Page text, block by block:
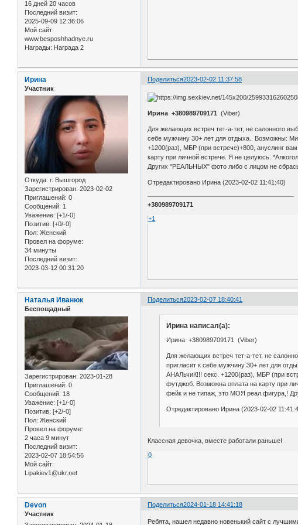
16 дней 20 часов
Последний визит:
2025-09-09 12:36:06
Мой сайт:
www.besposhhadnye.ru
Награды: Награда 2
Поделиться2023-02-02 11:37:58
Ирина
Участник
Откуда: г. Вышгород
Зарегистрирован: 2023-02-02
Приглашений: 0
Сообщений: 1
Уважение: [+1/-0]
Позитив: [+0/-0]
Пол: Женский
Провел на форуме:
34 минуты
Последний визит:
2023-03-12 00:31:20
Ирина +380989709171 (Viber)
Для желающих встреч тет-а-тет, не салонного
себе мужчину 30+ лет для отдыха. Возможны:
+1200(раз), МБР (при встрече)+800, ануслинг
карту при личной встрече. Я не целуюсь.
Других "РЕАЛЬНЫХ" фото либо с лицом не
Отредактировано Ирина (2023-02-02 11:41:40)
+380989709171
+1
Поделиться2023-02-07 18:40:41
Наталья Иванюк
Беспощадный
Зарегистрирован: 2023-01-28
Приглашений: 0
Сообщений: 18
Уважение: [+1/-0]
Позитив: [+2/-0]
Пол: Женский
Провел на форуме:
2 часа 9 минут
Последний визит:
2023-02-07 18:54:56
Мой сайт:
Lipakiev1@ukr.net
Ирина написал(а):
Ирина +380989709171 (Viber)
Для желающих встреч тет-а-тет, не
пригласит к себе мужчину 30+ лет для
АНАЛьчиК!!! секс. +1200(раз), МБР (при
футджоб. Возможна оплата на карту при
фейк и не типаж, это МОЯ реал.фигура,!
Отредактировано Ирина (2023-02-02
Классная девочка, вместе работали раньше!
0
Поделиться2024-01-18 14:41:18
Devon
Участник
Ребята, нашел недавно новенький сайт с